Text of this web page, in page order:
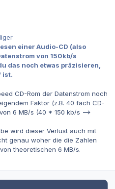
einer Audio-CD (also
von 150kb/s
das noch etwas präzisieren,
ist.
CD-Rom der Datenstrom noch
Faktor (z.B. 40 fach CD-
6 MB/s (40 * 150 kb/s -->
wird dieser Verlust auch mit
genau woher die die Zahlen
theoretischen 6 MB/s.